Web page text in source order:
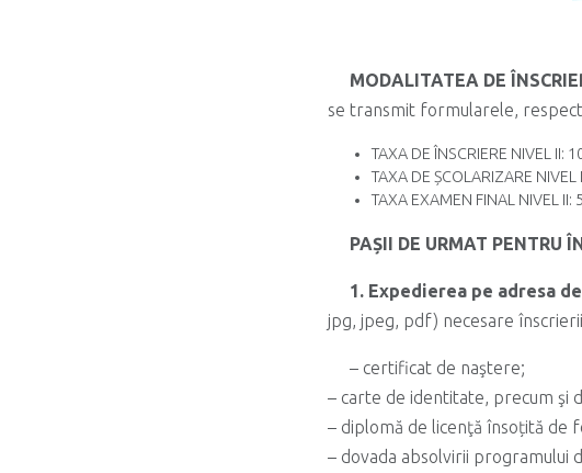
MODALITATEA DE
se transmit formularele,
TAXA DE ÎNSCRIERE NIVEL II:
TAXA DE ȘCOLARIZARE
TAXA EXAMEN FINAL NIVEL II:
PAȘII DE URMAT PENTRU
1. Expedierea pe adresa
jpg, jpeg, pdf) necesare
– certificat de naştere;
– carte de identitate, precum şi
– diplomă de licenţă însoțită de
– dovada absolvirii programului